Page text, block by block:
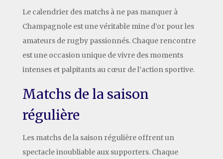
Le calendrier des matchs à ne pas manquer à
Champagnole est une véritable mine d’or pour les
amateurs de rugby passionnés. Chaque rencontre
est une occasion unique de vivre des moments
intenses et palpitants au cœur de l’action sportive.
Matchs de la saison
régulière
Les matchs de la saison régulière offrent un
spectacle inoubliable aux supporters. Chaque